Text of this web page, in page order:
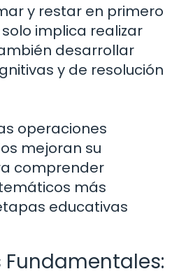
y restar en primero
implica realizar
desarrollar
y de resolución
operaciones
mejoran su
comprender
más
educativas